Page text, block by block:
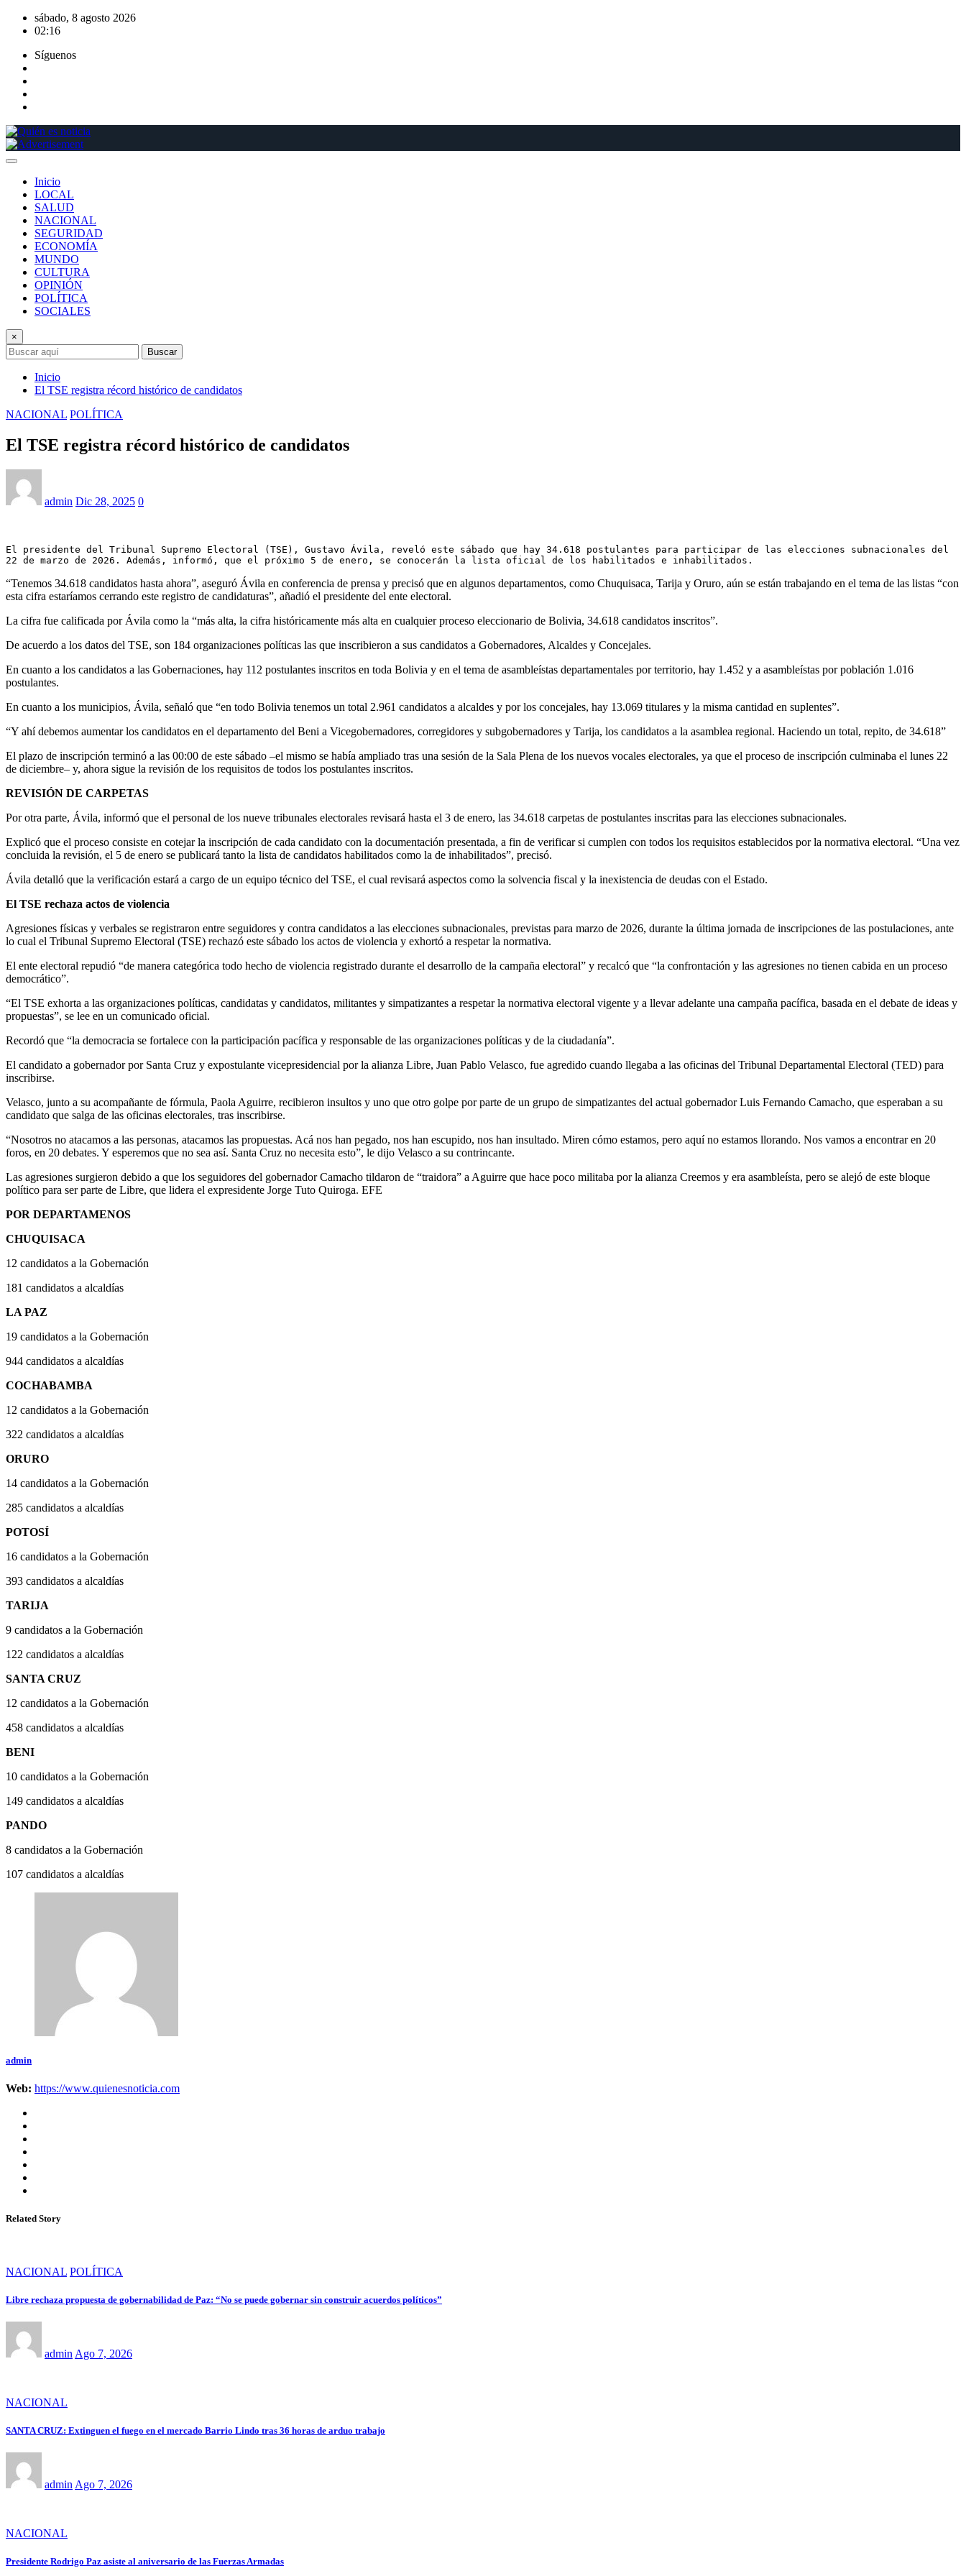
Saltar
sábado, 8 agosto 2026
02:16
Síguenos
Inicio
LOCAL
SALUD
NACIONAL
SEGURIDAD
ECONOMÍA
MUNDO
CULTURA
OPINIÓN
POLÍTICA
SOCIALES
×
Buscar
Inicio
El TSE registra récord histórico de candidatos
NACIONAL POLÍTICA
El TSE registra récord histórico de candidatos
admin Dic 28, 2025 0
El presidente del Tribunal Supremo Electoral (TSE), Gustavo Ávila, reveló este sábado que hay 34.618 postulantes para participar de las elecciones subnacionales del
22 de marzo de 2026. Además, informó, que el próximo 5 de enero, se conocerán la lista oficial de los habilitados e inhabilitados.
“Tenemos 34.618 candidatos hasta ahora”, aseguró Ávila en conferencia de prensa y precisó que en algunos departamentos, como Chuquisaca, Tarija y Oruro, aún se están trabajando en el tema de las listas “con
esta cifra estaríamos cerrando este registro de candidaturas”, añadió el presidente del ente electoral.
La cifra fue calificada por Ávila como la “más alta, la cifra históricamente más alta en cualquier proceso eleccionario de Bolivia, 34.618 candidatos inscritos”.
De acuerdo a los datos del TSE, son 184 organizaciones políticas las que inscribieron a sus candidatos a Gobernadores, Alcaldes y Concejales.
En cuanto a los candidatos a las Gobernaciones, hay 112 postulantes inscritos en toda Bolivia y en el tema de asambleístas departamentales por territorio, hay 1.452 y a asambleístas por población 1.016
postulantes.
En cuanto a los municipios, Ávila, señaló que “en todo Bolivia tenemos un total 2.961 candidatos a alcaldes y por los concejales, hay 13.069 titulares y la misma cantidad en suplentes”.
“Y ahí debemos aumentar los candidatos en el departamento del Beni a Vicegobernadores, corregidores y subgobernadores y Tarija, los candidatos a la asamblea regional. Haciendo un total, repito, de 34.618”
El plazo de inscripción terminó a las 00:00 de este sábado –el mismo se había ampliado tras una sesión de la Sala Plena de los nuevos vocales electorales, ya que el proceso de inscripción culminaba el lunes 22
de diciembre– y, ahora sigue la revisión de los requisitos de todos los postulantes inscritos.
REVISIÓN DE CARPETAS
Por otra parte, Ávila, informó que el personal de los nueve tribunales electorales revisará hasta el 3 de enero, las 34.618 carpetas de postulantes inscritas para las elecciones subnacionales.
Explicó que el proceso consiste en cotejar la inscripción de cada candidato con la documentación presentada, a fin de verificar si cumplen con todos los requisitos establecidos por la normativa electoral. “Una vez
concluida la revisión, el 5 de enero se publicará tanto la lista de candidatos habilitados como la de inhabilitados”, precisó.
Ávila detalló que la verificación estará a cargo de un equipo técnico del TSE, el cual revisará aspectos como la solvencia fiscal y la inexistencia de deudas con el Estado.
El TSE rechaza actos de violencia
Agresiones físicas y verbales se registraron entre seguidores y contra candidatos a las elecciones subnacionales, previstas para marzo de 2026, durante la última jornada de inscripciones de las postulaciones, ante
lo cual el Tribunal Supremo Electoral (TSE) rechazó este sábado los actos de violencia y exhortó a respetar la normativa.
El ente electoral repudió “de manera categórica todo hecho de violencia registrado durante el desarrollo de la campaña electoral” y recalcó que “la confrontación y las agresiones no tienen cabida en un proceso
democrático”.
“El TSE exhorta a las organizaciones políticas, candidatas y candidatos, militantes y simpatizantes a respetar la normativa electoral vigente y a llevar adelante una campaña pacífica, basada en el debate de ideas y
propuestas”, se lee en un comunicado oficial.
Recordó que “la democracia se fortalece con la participación pacífica y responsable de las organizaciones políticas y de la ciudadanía”.
El candidato a gobernador por Santa Cruz y expostulante vicepresidencial por la alianza Libre, Juan Pablo Velasco, fue agredido cuando llegaba a las oficinas del Tribunal Departamental Electoral (TED) para
inscribirse.
Velasco, junto a su acompañante de fórmula, Paola Aguirre, recibieron insultos y uno que otro golpe por parte de un grupo de simpatizantes del actual gobernador Luis Fernando Camacho, que esperaban a su
candidato que salga de las oficinas electorales, tras inscribirse.
“Nosotros no atacamos a las personas, atacamos las propuestas. Acá nos han pegado, nos han escupido, nos han insultado. Miren cómo estamos, pero aquí no estamos llorando. Nos vamos a encontrar en 20
foros, en 20 debates. Y esperemos que no sea así. Santa Cruz no necesita esto”, le dijo Velasco a su contrincante.
Las agresiones surgieron debido a que los seguidores del gobernador Camacho tildaron de “traidora” a Aguirre que hace poco militaba por la alianza Creemos y era asambleísta, pero se alejó de este bloque
político para ser parte de Libre, que lidera el expresidente Jorge Tuto Quiroga. EFE
POR DEPARTAMENOS
CHUQUISACA
12 candidatos a la Gobernación
181 candidatos a alcaldías
LA PAZ
19 candidatos a la Gobernación
944 candidatos a alcaldías
COCHABAMBA
12 candidatos a la Gobernación
322 candidatos a alcaldías
ORURO
14 candidatos a la Gobernación
285 candidatos a alcaldías
POTOSÍ
16 candidatos a la Gobernación
393 candidatos a alcaldías
TARIJA
9 candidatos a la Gobernación
122 candidatos a alcaldías
SANTA CRUZ
12 candidatos a la Gobernación
458 candidatos a alcaldías
BENI
10 candidatos a la Gobernación
149 candidatos a alcaldías
PANDO
8 candidatos a la Gobernación
107 candidatos a alcaldías
admin
Web: https://www.quienesnoticia.com
Related Story
NACIONAL POLÍTICA
Libre rechaza propuesta de gobernabilidad de Paz: “No se puede gobernar sin construir acuerdos políticos”
admin Ago 7, 2026
NACIONAL
SANTA CRUZ: Extinguen el fuego en el mercado Barrio Lindo tras 36 horas de arduo trabajo
admin Ago 7, 2026
NACIONAL
Presidente Rodrigo Paz asiste al aniversario de las Fuerzas Armadas